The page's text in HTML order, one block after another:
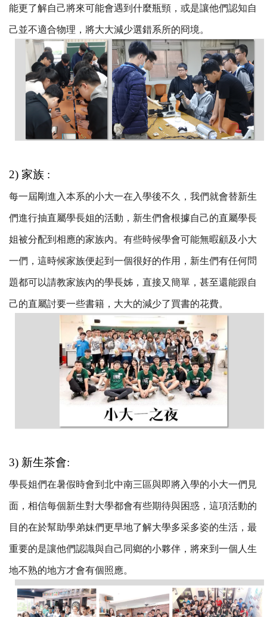
能更了解自己將來可能會遇到什麼瓶頸，或是讓他們認知自
己並不適合物理，將大大減少選錯系所的冏境。
2) 家族 :
每一屆剛進入本系的小大一在入學後不久，我們就會替新生
們進行抽直屬學長姐的活動，新生們會根據自己的直屬學長
姐被分配到相應的家族內。有些時候學會可能無暇顧及小大
一們，這時候家族便起到一個很好的作用，新生們有任何問
題都可以請教家族內的學長姊，直接又簡單，甚至還能跟自
己的直屬討要一些書籍，大大的減少了買書的花費。
3) 新生茶會:
學長姐們在暑假時會到北中南三區與即將入學的小大一們見
面，相信每個新生對大學都會有些期待與困惑，這項活動的
目的在於幫助學弟妹們更早地了解大學多采多姿的生活，最
重要的是讓他們認識與自己同鄉的小夥伴，將來到一個人生
地不熟的地方才會有個照應。